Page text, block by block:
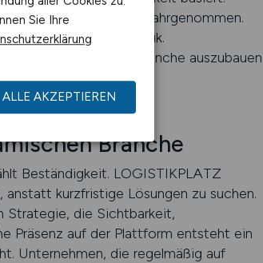
und bevorzugt wahrgenommen.
der Logistik.
Arbeitgeber der Branche auszubauen
Branche
Beständigkeit. LOGISTIKPLATZ
kurzfristige Lösungen zu suchen.
Strategie, die Sichtbarkeit,
Präsenz auf der Plattform entsteht ein
Unternehmen, die regelmäßig auf
Sie Ihre
ALLE AKZEPTIEREN